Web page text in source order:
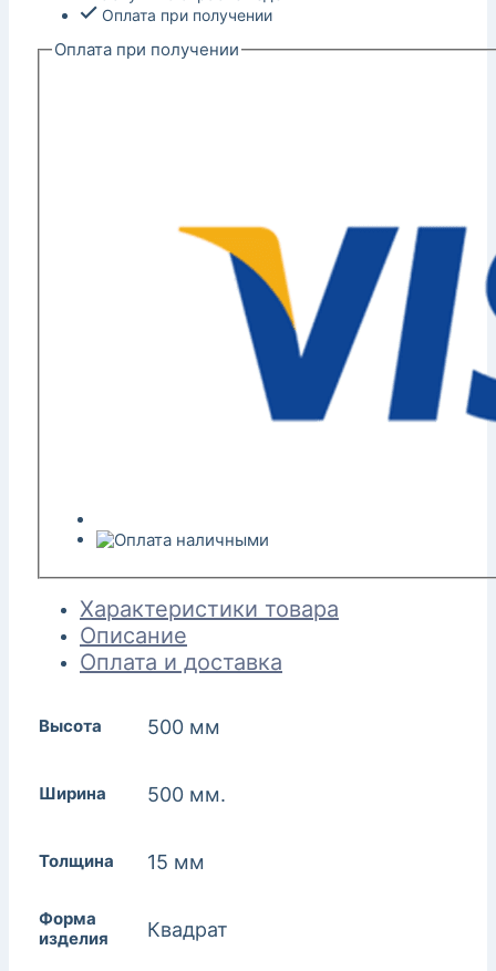
Оплата при получении
Оплата при получении
Характеристики товара
Описание
Оплата и доставка
Высота 500 мм
Ширина 500 мм.
Толщина 15 мм
Форма
изделия
Квадрат